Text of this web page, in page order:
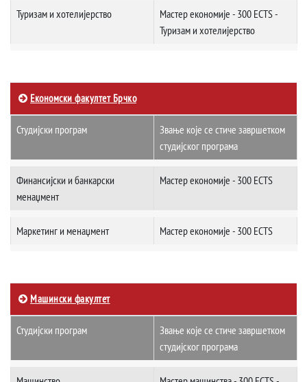
Туризам и хотелијерство
Мастер економије - 300 ECTS -
Туризам и хотелијерство
Економски факултет Брчко
Студијски програм
Звање које се стиче завршетком
студијског програма
Финансијски и банкарски
менаџмент
Мастер економије - 300 ECTS
Маркетинг и менаџмент Мастер економије - 300 ECTS
Машински факултет
Студијски програм
Звање које се стиче завршетком
студијског програма